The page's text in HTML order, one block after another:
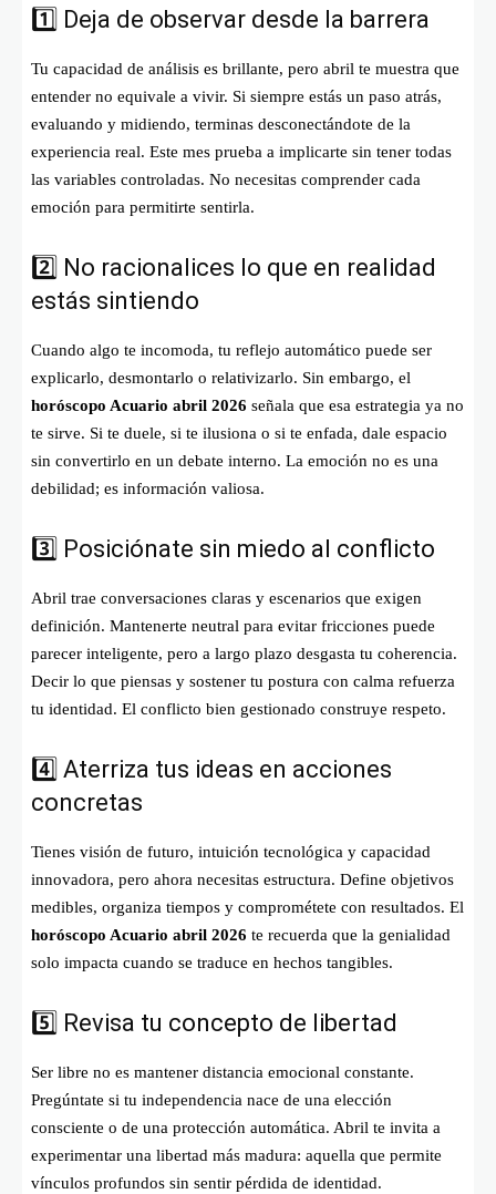
1️⃣ Deja de observar desde la barrera
Tu capacidad de análisis es brillante, pero abril te muestra que
entender no equivale a vivir. Si siempre estás un paso atrás,
evaluando y midiendo, terminas desconectándote de la
experiencia real. Este mes prueba a implicarte sin tener todas
las variables controladas. No necesitas comprender cada
emoción para permitirte sentirla.
2️⃣ No racionalices lo que en realidad
estás sintiendo
Cuando algo te incomoda, tu reflejo automático puede ser
explicarlo, desmontarlo o relativizarlo. Sin embargo, el
horóscopo Acuario abril 2026 señala que esa estrategia ya no
te sirve. Si te duele, si te ilusiona o si te enfada, dale espacio
sin convertirlo en un debate interno. La emoción no es una
debilidad; es información valiosa.
3️⃣ Posiciónate sin miedo al conflicto
Abril trae conversaciones claras y escenarios que exigen
definición. Mantenerte neutral para evitar fricciones puede
parecer inteligente, pero a largo plazo desgasta tu coherencia.
Decir lo que piensas y sostener tu postura con calma refuerza
tu identidad. El conflicto bien gestionado construye respeto.
4️⃣ Aterriza tus ideas en acciones
concretas
Tienes visión de futuro, intuición tecnológica y capacidad
innovadora, pero ahora necesitas estructura. Define objetivos
medibles, organiza tiempos y comprométete con resultados. El
horóscopo Acuario abril 2026 te recuerda que la genialidad
solo impacta cuando se traduce en hechos tangibles.
5️⃣ Revisa tu concepto de libertad
Ser libre no es mantener distancia emocional constante.
Pregúntate si tu independencia nace de una elección
consciente o de una protección automática. Abril te invita a
experimentar una libertad más madura: aquella que permite
vínculos profundos sin sentir pérdida de identidad.